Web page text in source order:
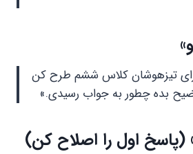
تیزهوشان کلاس ششم طرح کن
بده چطور به جواب رسیدی.»